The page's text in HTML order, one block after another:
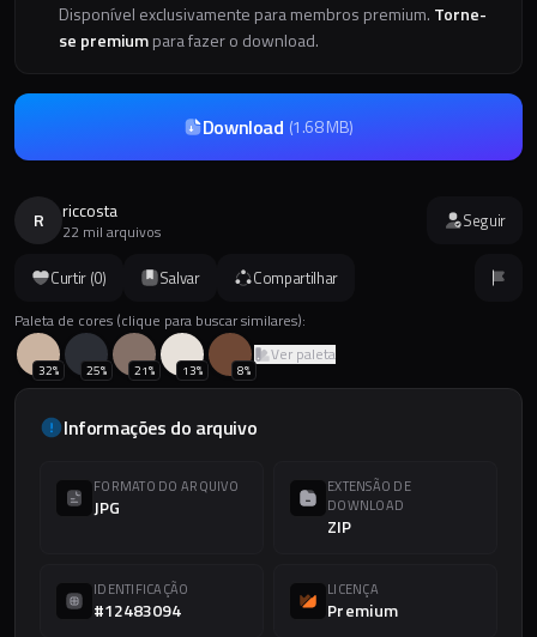
Curtir (0) Salvar Compartilhar
Paleta de cores (clique para buscar similares):
32% 25% 21% 13% 8%
Ver paleta
Informações do arquivo
FORMATO DO ARQUIVO
JPG
EXTENSÃO DE
DOWNLOAD
ZIP
IDENTIFICAÇÃO
#12483094
LICENÇA
Premium
Disponível exclusivamente para membros premium. Torne-
se premiumpara fazer o download.
Download (1.68 MB)
R riccosta
22 mil arquivos Seguir